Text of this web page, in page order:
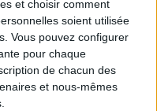
et choisir comment
soient utilisée
Vous pouvez configurer
pour chaque
de chacun des
et nous-mêmes